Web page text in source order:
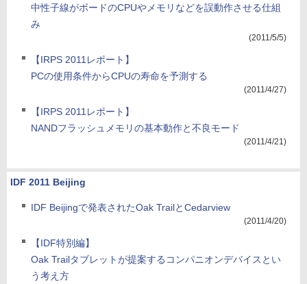
中性子線がボードのCPUやメモリなどを誤動作させる仕組
み
(2011/5/5)
【IRPS 2011レポート】
PCの使用条件からCPUの寿命を予測する
(2011/4/27)
【IRPS 2011レポート】
NANDフラッシュメモリの基本動作と不良モード
(2011/4/21)
IDF 2011 Beijing
IDF Beijingで発表されたOak TrailとCedarview
(2011/4/20)
【IDF特別編】
Oak Trailタブレットが提案するコンパニオンデバイスとい
う考え方